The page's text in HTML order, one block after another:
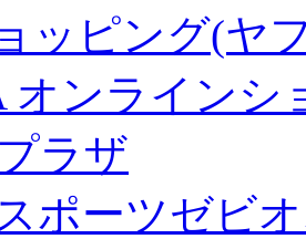
ッピング(ヤ
オンラインシ
ラザ
ポーツゼビ